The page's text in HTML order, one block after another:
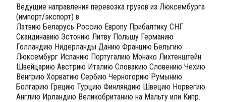
Ведущие направления перевозка грузов из Люксембурга
(импорт/экспорт) в
Латвию Беларусь Россию Европу Прибалтику СНГ
Скандинавию Эстонию Литву Польшу Германию
Голландию Нидерланды Данию Францию Бельгию
Люксембург Испанию Португалию Монако Лихтенштейн
Швейцарию Австрию Италию Словакию Словению Чехию
Венгрию Хорватию Сербию Черногорию Румынию
Болгарию Грецию Турцию Финляндию Швецию Норвегию
Англию Ирландию Великобританию на Мальту или Кипр.